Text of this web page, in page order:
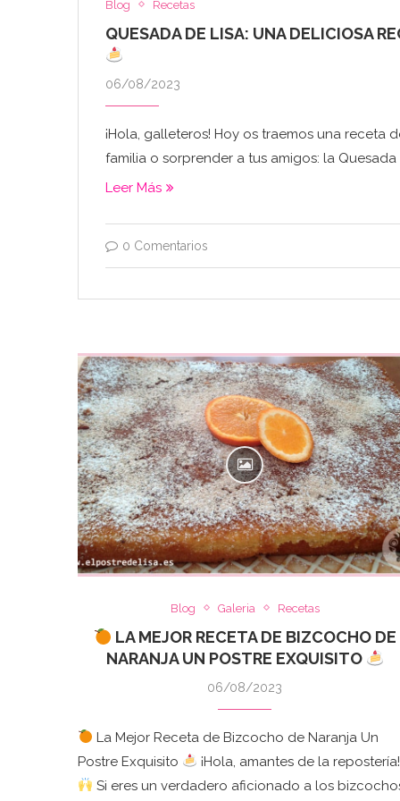
Blog Recetas
QUESADA DE LISA: UNA DELICIOSA
06/08/2023
¡Hola, galleteros! Hoy os traemos una
familia o sorprender a tus amigos: la Quesada
Leer Más
0 Comentarios
Blog Galeria Recetas
LA MEJOR RECETA DE BIZCOCHO DE
NARANJA UN POSTRE EXQUISITO
06/08/2023
La Mejor Receta de Bizcocho de Naranja Un
Postre Exquisito
¡Hola, amantes de la repostería!
Si eres un verdadero aficionado a los